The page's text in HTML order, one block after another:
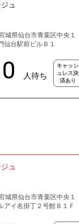
ュ
城県仙台市青葉区中央１
仙台駅前ビルＢ１
キャッシ
ュレス決
済あり
ュ
城県仙台市青葉区中央１
アイ名掛丁２号館Ｂ１Ｆ